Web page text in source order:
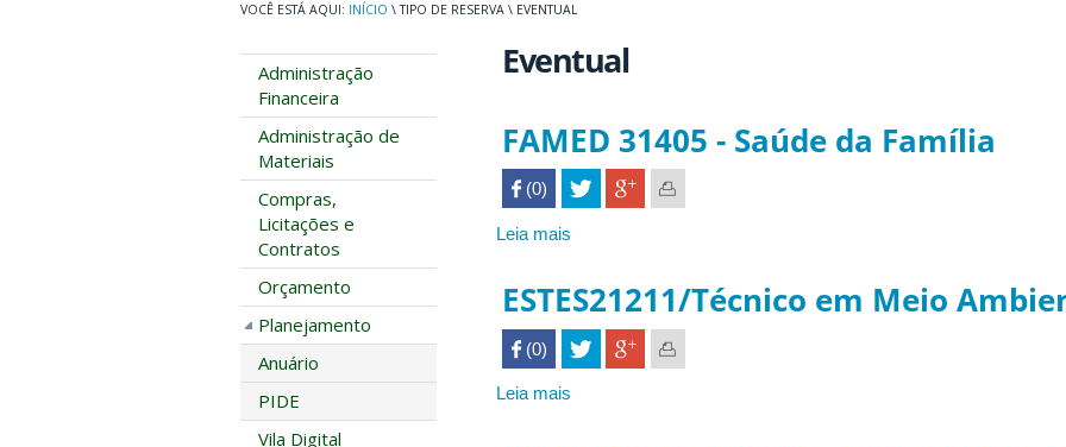
INÍCIO \ TIPO DE RESERVA \ EVENTUAL
Administração
Financeira
Administração de
Materiais
Compras,
Licitações e
Contratos
Orçamento
Planejamento
Anuário
PIDE
Vila Digital
Eventual
FAMED 31405 - Saúde da Família
 (0)
Leia mais
-
Saúde
da
ESTES21211/Técnico em Meio
 (0)
Leia mais